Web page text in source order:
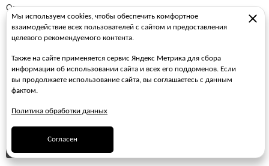
Огнетушители
Пожарные рукава
Пожарные шкафы
FAQ
ЗАКАЗАТЬ ЗВОНОК
Мы используем cookies, чтобы обеспечить комфортное
взаимодействие всех пользователей с сайтом и предоставления
целевого рекомендуемого контента.
Также на сайте применяется сервис Яндекс Метрика для сбора
информации об использовании сайта и всех его поддоменов. Если
вы продолжаете использование сайта, вы соглашаетесь с данным
фактом.
Политика обработки данных
Согласен